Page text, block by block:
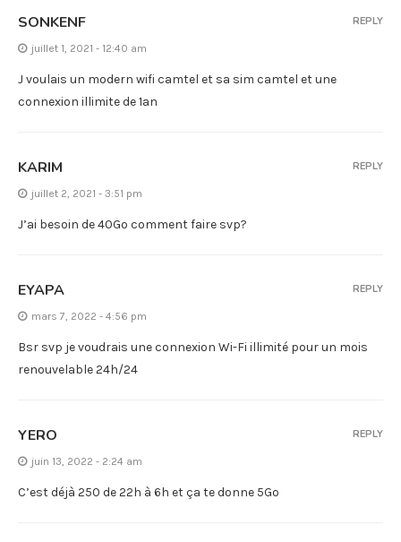
SONKENF
juillet 1, 2021 - 12:40 am
J voulais un modern wifi camtel et sa sim camtel et une
connexion illimite de 1an
REPLY
KARIM
juillet 2, 2021 - 3:51 pm
J’ai besoin de 40Go comment faire svp?
REPLY
EYAPA
mars 7, 2022 - 4:56 pm
Bsr svp je voudrais une connexion Wi-Fi illimité pour un mois
renouvelable 24h/24
REPLY
YERO
juin 13, 2022 - 2:24 am
C’est déjà 250 de 22h à 6h et ça te donne 5Go
REPLY